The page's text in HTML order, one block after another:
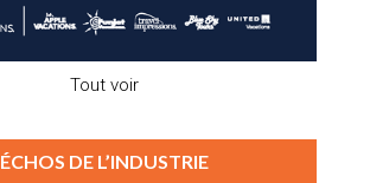
Tout voir
ÉCHOS DE L’INDUSTRIE